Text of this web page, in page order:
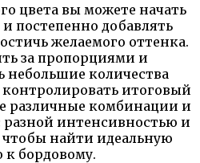
цвета вы можете начать
постепенно добавлять
желаемого оттенка.
за пропорциями и
небольшие количества
итоговый
различные комбинации и
интенсивностью и
найти идеальную
бордовому.